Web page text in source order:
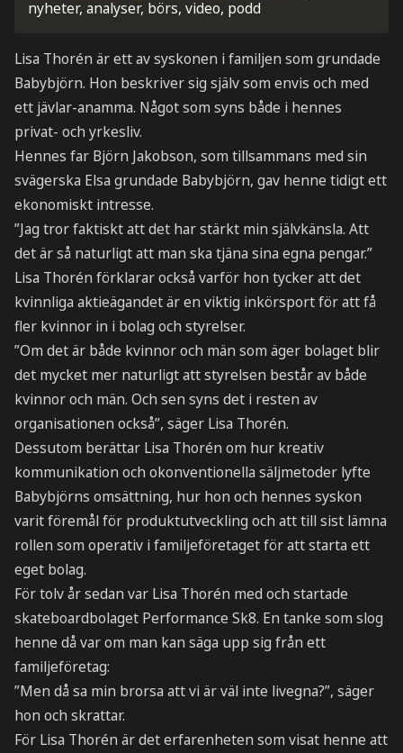
nyheter, analyser, börs, video, podd
Lisa Thorén är ett av syskonen i familjen som grundade
Babybjörn. Hon beskriver sig själv som envis och med
ett jävlar-anamma. Något som syns både i hennes
privat- och yrkesliv.
Hennes far Björn Jakobson, som tillsammans med sin
svägerska Elsa grundade Babybjörn, gav henne tidigt ett
ekonomiskt intresse.
”Jag tror faktiskt att det har stärkt min självkänsla. Att
det är så naturligt att man ska tjäna sina egna pengar.”
Lisa Thorén förklarar också varför hon tycker att det
kvinnliga aktieägandet är en viktig inkörsport för att få
fler kvinnor in i bolag och styrelser.
”Om det är både kvinnor och män som äger bolaget blir
det mycket mer naturligt att styrelsen består av både
kvinnor och män. Och sen syns det i resten av
organisationen också”, säger Lisa Thorén.
Dessutom berättar Lisa Thorén om hur kreativ
kommunikation och okonventionella säljmetoder lyfte
Babybjörns omsättning, hur hon och hennes syskon
varit föremål för produktutveckling och att till sist lämna
rollen som operativ i familjeföretaget för att starta ett
eget bolag.
För tolv år sedan var Lisa Thorén med och startade
skateboardbolaget Performance Sk8. En tanke som slog
henne då var om man kan säga upp sig från ett
familjeföretag:
”Men då sa min brorsa att vi är väl inte livegna?”, säger
hon och skrattar.
För Lisa Thorén är det erfarenheten som visat henne att